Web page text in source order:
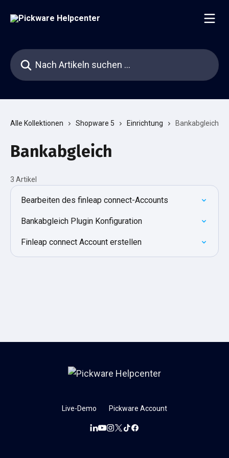
Nach Artikeln suchen …
Alle Kollektionen Shopware 5 Einrichtung Bankabgleich
Bankabgleich
3 Artikel
Bearbeiten des finleap connect-Accounts
Bankabgleich Plugin Konfiguration
Finleap connect Account erstellen
Live-Demo Pickware Account